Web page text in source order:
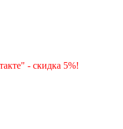
- скидка 5%!